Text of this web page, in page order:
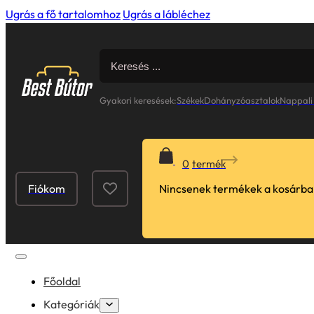
Ugrás a fő tartalomhoz Ugrás a lábléchez
for:
Gyakori keresések:SzékekDohányzóasztalok
Fiókom
0
Nincsenek termékek a
Főoldal
Kategóriák